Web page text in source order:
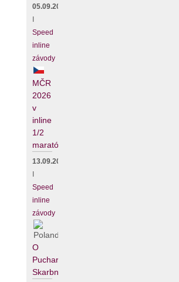
05.09.2026
Speed
inline
závody
MČR
2026
v
inline
1/2
maratónu
13.09.2026
Speed
inline
závody
O
Puchar
Skarbnika